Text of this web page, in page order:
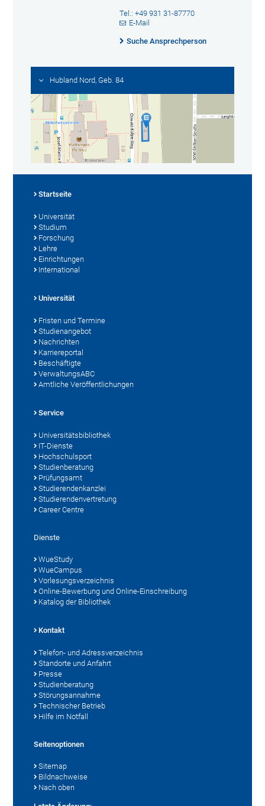
Tel.: +49 931 31-87770
E-Mail
Suche Ansprechperson
Hubland Nord, Geb. 84
Startseite
Universität
Studium
Forschung
Lehre
Einrichtungen
International
Universität
Fristen und Termine
Studienangebot
Nachrichten
Karriereportal
Beschäftigte
VerwaltungsABC
Amtliche Veröffentlichungen
Service
Universitätsbibliothek
IT-Dienste
Hochschulsport
Studienberatung
Prüfungsamt
Studierendenkanzlei
Studierendenvertretung
Career Centre
Dienste
WueStudy
WueCampus
Vorlesungsverzeichnis
Online-Bewerbung und Online-Einschreibung
Katalog der Bibliothek
Kontakt
Telefon- und Adressverzeichnis
Standorte und Anfahrt
Presse
Studienberatung
Störungsannahme
Technischer Betrieb
Hilfe im Notfall
Seitenoptionen
Sitemap
Bildnachweise
Nach oben